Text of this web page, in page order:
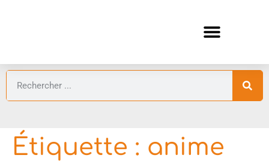
Étiquette : anime